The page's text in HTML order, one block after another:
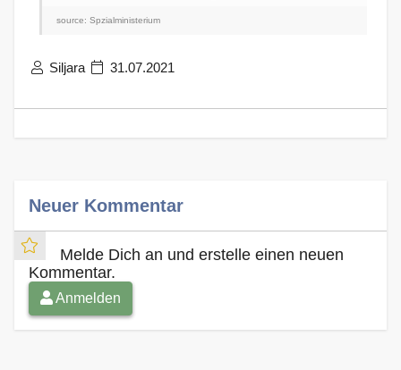
source: Spzialministerium
Siljara 31.07.2021
Neuer Kommentar
Melde Dich an und erstelle einen neuen
Kommentar.
Anmelden